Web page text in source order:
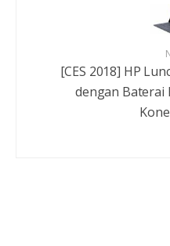
[CES 2018] HP
dengan Baterai